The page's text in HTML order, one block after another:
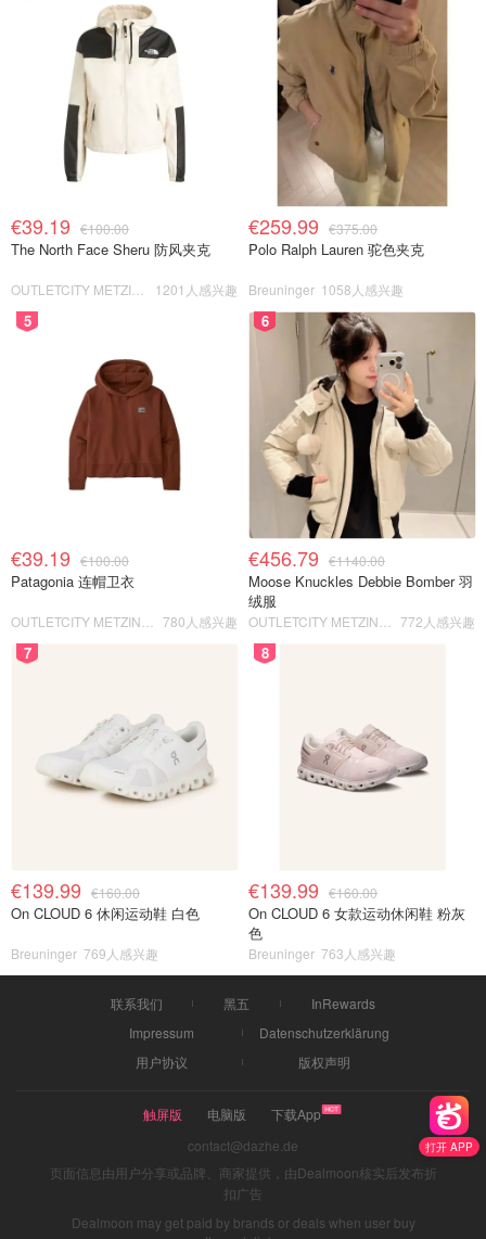
打开 APP
€39.19 €100.00
The North Face Sheru 防风夹克
1201人感兴趣
€259.99 €375.00
Polo Ralph Lauren 驼色夹克
Breuninger 1058人感兴趣
5
€39.19 €100.00
Patagonia 连帽卫衣
780人感兴趣
6
€456.79 €1140.00
Moose Knuckles Debbie Bomber 羽
绒服
772人感兴趣
7
€139.99 €160.00
On CLOUD 6 休闲运动鞋 白色
Breuninger 769人感兴趣
8
€139.99 €160.00
On CLOUD 6 女款运动休闲鞋 粉灰
色
Breuninger 763人感兴趣
联系我们 黑五
InRewards
Impressum
Datenschutzerklärung
用户协议
版权声明
触屏版 电脑版
下载App
contact@dazhe.de
页面信息由用户分享或品牌、商家提供，由Dealmoon核实后发布折
扣广告
Dealmoon may get paid by brands or deals when user buy